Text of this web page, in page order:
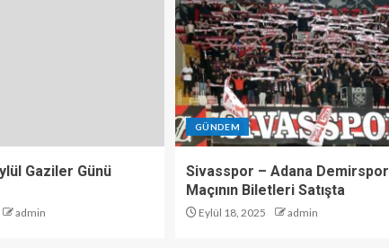
Gaziler Günü
admin
GÜNDEM
Sivasspor – Adana Demirspor
Maçının Biletleri Satışta
Eylül 18, 2025 admin